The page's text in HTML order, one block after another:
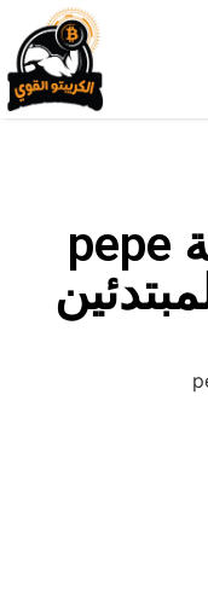
كيفية شراء عملة pepe